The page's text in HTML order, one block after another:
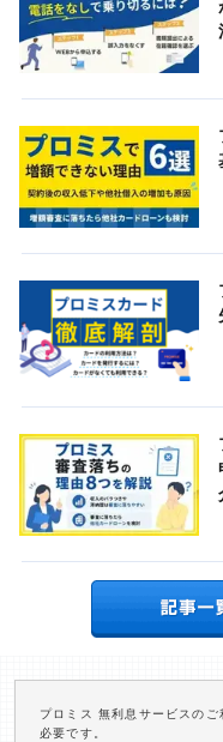
プロミス 無利息サービスの
必要です。